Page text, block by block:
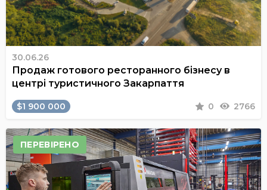
30.06.26
Продаж готового ресторанного бізнесу в
центрі туристичного Закарпаття
$1 900 000 0 2766
ПЕРЕВІРЕНО